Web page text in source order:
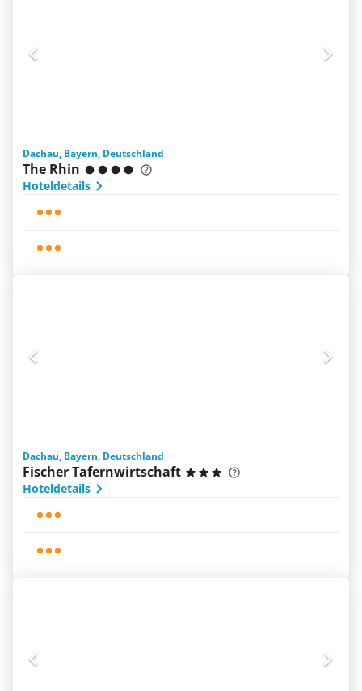
Dachau, Bayern, Deutschland
The Rhin
Hoteldetails
Dachau, Bayern, Deutschland
Fischer Tafernwirtschaft
Hoteldetails